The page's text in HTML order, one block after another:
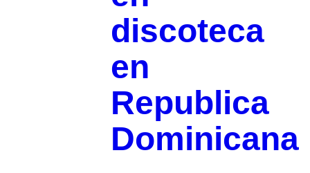
discoteca
en
Republica
Dominicana